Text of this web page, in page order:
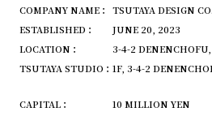
COMPANY NAME：
TSUTAYA DESIGN
ESTABLISHED：
JUNE 20, 2023
LOCATION：
3-4-2
TSUTAYA STUDIO： 1F, 3-4-2
CAPITAL：
10 MILLION YEN